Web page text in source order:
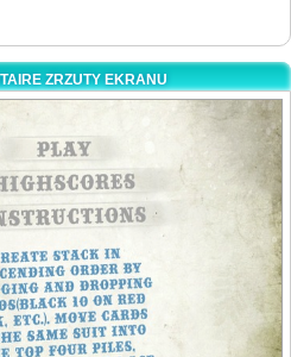
ZRZUTY EKRANU